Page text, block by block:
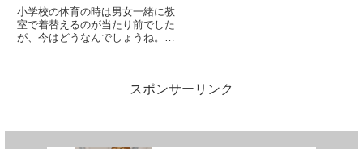
小学校の体育の時は男女一緒に教
室で着替えるのが当たり前でした
が、今はどうなんでしょうね。も
スポンサーリンク